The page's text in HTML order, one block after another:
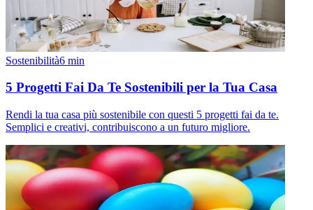
Sostenibilità6 min
5 Progetti Fai Da Te Sostenibili per la Tua Casa
Rendi la tua casa più sostenibile con questi 5 progetti fai da te.
Semplici e creativi, contribuiscono a un futuro migliore.